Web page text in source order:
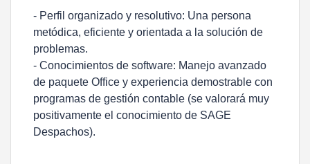
- Perfil organizado y resolutivo: Una persona
metódica, eficiente y orientada a la solución de
problemas.
- Conocimientos de software: Manejo avanzado
de paquete Office y experiencia demostrable con
programas de gestión contable (se valorará muy
positivamente el conocimiento de SAGE
Despachos).